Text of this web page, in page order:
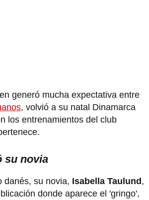
generó mucha expectativa entre
, volvió a su natal Dinamarca
los entrenamientos del club
su novia
danés, su novia, Isabella Taulund,
donde aparece el 'gringo',